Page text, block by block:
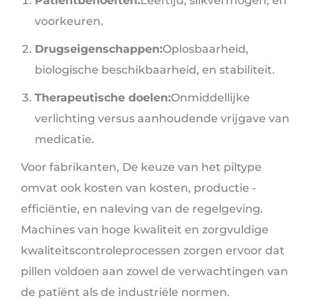
voorkeuren.
Drugseigenschappen:Oplosbaarheid,
biologische beschikbaarheid, en stabiliteit.
Therapeutische doelen:Onmiddellijke
verlichting versus aanhoudende vrijgave van
medicatie.
Voor fabrikanten, De keuze van het piltype
omvat ook kosten van kosten, productie -
efficiëntie, en naleving van de regelgeving.
Machines van hoge kwaliteit en zorgvuldige
kwaliteitscontroleprocessen zorgen ervoor dat
pillen voldoen aan zowel de verwachtingen van
de patiënt als de industriële normen.